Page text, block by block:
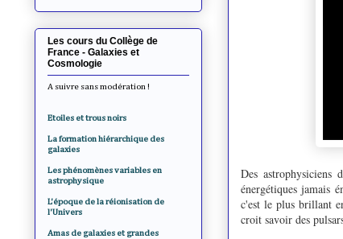
Des astrophysiciens
énergétiques jamais
c'est le plus brillant
croit savoir des
Les cours du Collège de
France - Galaxies et
Cosmologie
A suivre sans modération !
Etoiles et trous noirs
La formation hiérarchique des
galaxies
Les phénomènes variables en
astrophysique
L'époque de la réionisation de
l'Univers
Amas de galaxies et grandes